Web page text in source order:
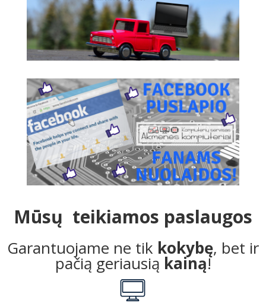
Mūsų teikiamos paslaugos
Garantuojame ne tik kokybę, bet ir
pačią geriausią kainą!